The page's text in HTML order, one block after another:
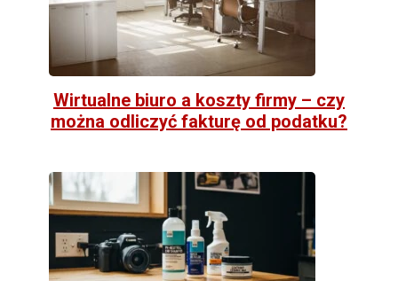
Wirtualne biuro a koszty firmy – czy
można odliczyć fakturę od podatku?